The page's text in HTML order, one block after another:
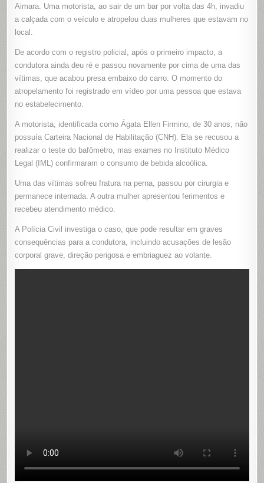
DUAS
EM
Aimara. Uma motorista, ao sair de um bar por volta das 4h, invadiu
a calçada com o veículo e atropelou duas mulheres que estavam no
local.
De acordo com o registro policial, após o primeiro impacto, a
condutora ainda deu ré e passou novamente por cima de uma das
vítimas, que acabou presa embaixo do carro. O momento do
atropelamento foi registrado em vídeo por uma pessoa que estava
no estabelecimento.
A motorista, identificada como Ágata Ellen Firmino, de 30 anos, não
possuía Carteira Nacional de Habilitação (CNH). Ela se recusou a
realizar o teste do bafômetro, mas exames no Instituto Médico
Legal (IML) confirmaram o consumo de bebida alcoólica.
Uma das vítimas sofreu fratura na perna, passou por cirurgia e
permanece internada. A outra mulher apresentou ferimentos e
recebeu atendimento médico.
A Polícia Civil investiga o caso, que pode resultar em graves
consequências para a condutora, incluindo acusações de lesão
corporal grave, direção perigosa e embriaguez ao volante.